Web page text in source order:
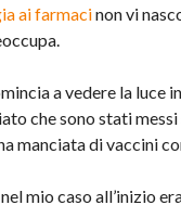
ai farmacinon vi
a vedere la luce
che sono stati
manciata di vaccini
mio caso all’inizio